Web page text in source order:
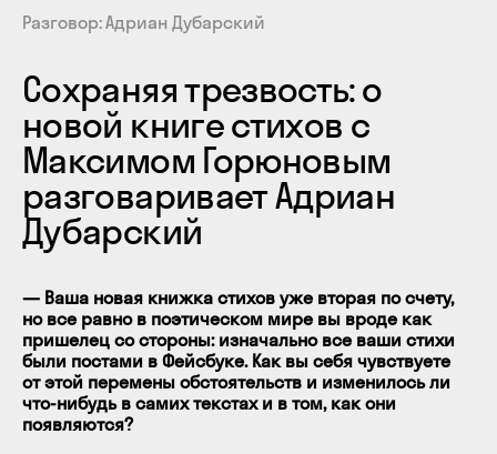
Разговор Адриан Дубарский
Сохраняя трезвость: о
новой книге стихов с
Максимом Горюновым
разговаривает Адриан
Дубарский
— Ваша новая книжка стихов уже вторая по счету,
но все равно в поэтическом мире вы вроде как
пришелец со стороны: изначально все ваши стихи
были постами в Фейсбуке. Как вы себя чувствуете
от этой перемены обстоятельств и изменилось ли
что-нибудь в самих текстах и в том, как они
появляются?